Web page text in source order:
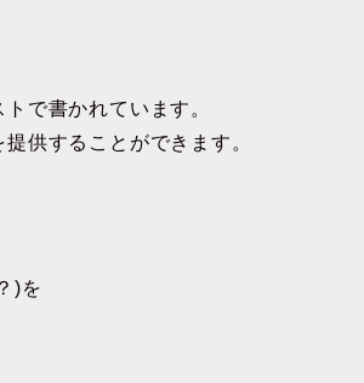
で書かれています。
供することができます。
)を